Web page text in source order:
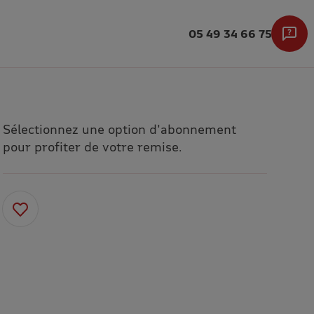
05 49 34 66 75
Sélectionnez une option d'abonnement
pour profiter de votre remise.